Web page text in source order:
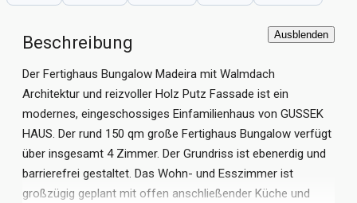
Beschreibung Ausblenden
Der Fertighaus Bungalow Madeira mit Walmdach
Architektur und reizvoller Holz Putz Fassade ist ein
modernes, eingeschossiges Einfamilienhaus von GUSSEK
HAUS. Der rund 150 qm große Fertighaus Bungalow verfügt
über insgesamt 4 Zimmer. Der Grundriss ist ebenerdig und
barrierefrei gestaltet. Das Wohn- und Esszimmer ist
großzügig geplant mit offen anschließender Küche und